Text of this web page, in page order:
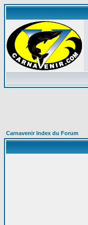
Carnavenir Index du Forum